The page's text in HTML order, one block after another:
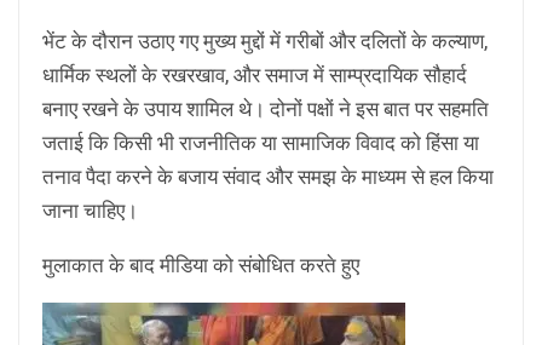
भेंट के दौरान उठाए गए मुख्य मुद्दों में गरीबों और दलितों के कल्याण,
धार्मिक स्थलों के रखरखाव, और समाज में साम्प्रदायिक सौहार्द
बनाए रखने के उपाय शामिल थे। दोनों पक्षों ने इस बात पर सहमति
जताई कि किसी भी राजनीतिक या सामाजिक विवाद को हिंसा या
तनाव पैदा करने के बजाय संवाद और समझ के माध्यम से हल किया
जाना चाहिए।
मुलाकात के बाद मीडिया को संबोधित करते हुए